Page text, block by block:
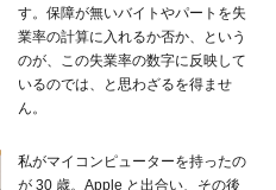
す。保障が無いバイトやパートを失
業率の計算に入れるか否か、という
のが、この失業率の数字に反映して
いるのでは、と思わざるを得ませ
ん。
私がマイコンピューターを持ったの
が 30 歳。Apple と出合い、その後